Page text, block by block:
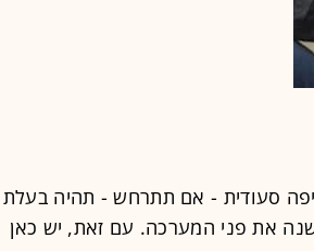
סעודית - אם תתרחש - תהיה בעלת
את פני המערכה. עם זאת, יש כאן